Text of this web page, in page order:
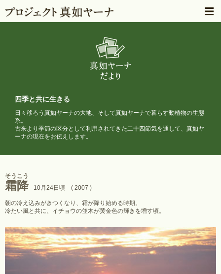
四季と共に生きる
日々移ろう真如ヤーナの大地、そして真如ヤーナで暮らす動植物の生態
系。
古来より季節の区分として利用されてきた二十四節気を通して、 真如ヤ
ーナの現在をお伝えします。
霜降
そうこう
10月24日頃 ( 2007 )
朝の冷え込みがきつくなり、霜が降り始める時期。
冷たい風と共に、イチョウの並木が黄金色の輝きを増す頃。